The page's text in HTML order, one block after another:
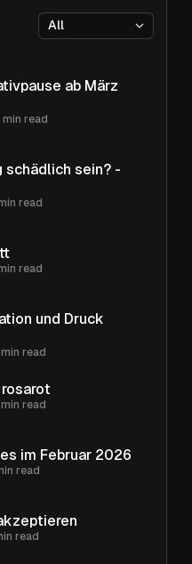
min read
schädlich sein? -
read
read
und Druck
read
read
: Neues im Februar 2026
read
read